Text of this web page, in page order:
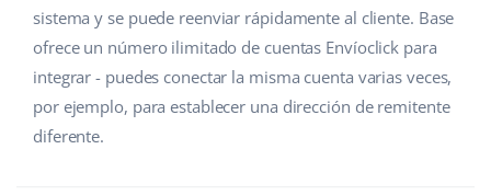
sistema y se puede reenviar rápidamente al cliente. Base
ofrece un número ilimitado de cuentas Envíoclick para
integrar - puedes conectar la misma cuenta varias veces,
por ejemplo, para establecer una dirección de remitente
diferente.